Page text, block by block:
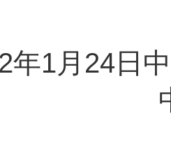
年1月24日